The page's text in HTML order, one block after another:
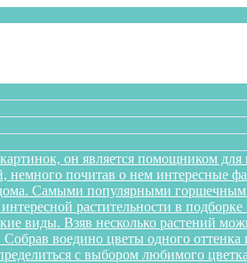
он является помощником
почитав о нем интересные
Самыми популярными
растительности в подборке
виды. Взяв несколько растений
воедино цветы одного
с выбором любимого